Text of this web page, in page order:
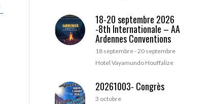
18-20 septembre 2026
-8th Internationale – AA
Ardennes Conventions
18 septembre-20 septembre
Hotel Vayamundo Houffalize
20261003- Congrès
3 octobre